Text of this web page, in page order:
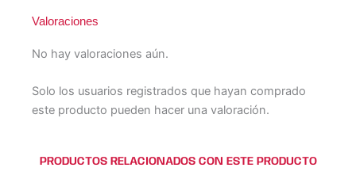
Valoraciones
No hay valoraciones aún.
Solo los usuarios registrados que hayan comprado
este producto pueden hacer una valoración.
PRODUCTOS RELACIONADOS CON ESTE PRODUCTO